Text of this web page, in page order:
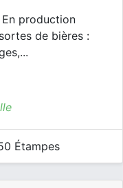
production
de bières :
Étampes